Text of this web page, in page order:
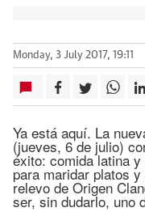
Monday, 3 July 2017, 19:11
Ya está aquí. La
(jueves, 6 de julio)
éxito: comida latina
para maridar platos
relevo de Origen
ser, sin dudarlo, uno